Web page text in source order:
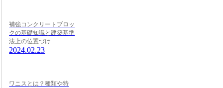
補強コンクリートブロッ
クの基礎知識と建築基準
法上の位置づけ
2024.02.23
ワニスとは？種類や特